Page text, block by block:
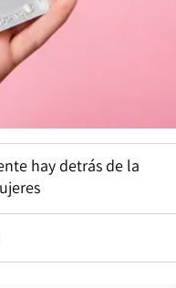
hay detrás de la